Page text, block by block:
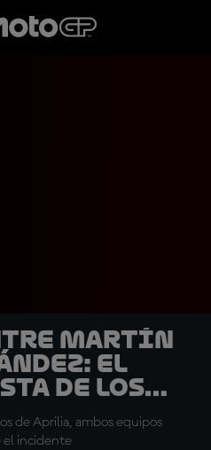
Martín
El
de los
jefes de
de Aprilia, ambos equipos
el incidente